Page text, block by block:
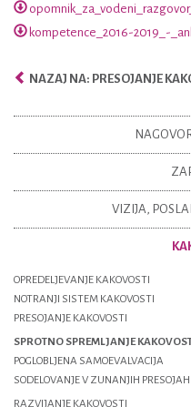
kompetence_2016-2019_-
NAZAJ NA: PRESOJANJE
VIZIJA,
OPREDELJEVANJE KAKOVOSTI
NOTRANJI SISTEM KAKOVOSTI
PRESOJANJE KAKOVOSTI
SPROTNO SPREMLJANJE
POGLOBLJENA SAMOEVALVACIJA
SODELOVANJE V ZUNANJIH
RAZVIJANJE KAKOVOSTI